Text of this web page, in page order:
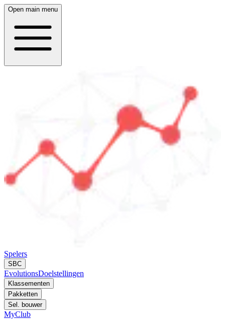
Open main menu
Spelers
SBC
EvolutionsDoelstellingen
Klassementen
Pakketten
Sel. bouwer
MyClub